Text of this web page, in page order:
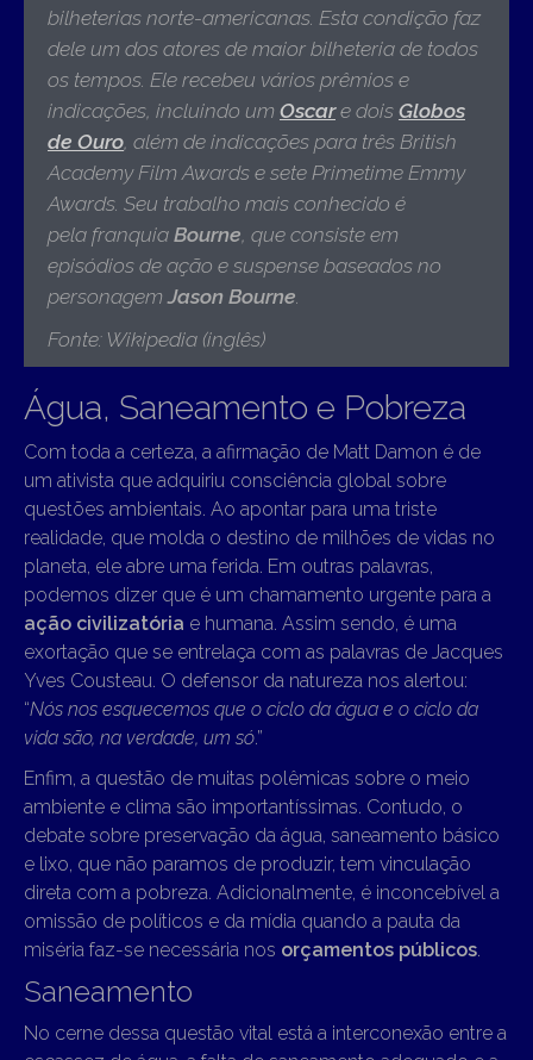
bilheterias norte-americanas. Esta condição faz
dele um dos atores de maior bilheteria de todos
os tempos. Ele recebeu vários prêmios e
indicações, incluindo um Oscare dois Globos
de Ouro, além de indicações para três British
Academy Film Awards e sete Primetime Emmy
Awards . Seu trabalho mais conhecido é
pela franquia Bourne, que consiste em
episódios de ação e suspense baseados no
personagemJason Bourne
Fonte: Wikipedia (inglês)
Água, Saneamento e Pobreza
Com toda a certeza, a afirmação de Matt Damon é de
um ativista que adquiriu consciência global sobre
questões ambientais. Ao apontar para uma triste
realidade, que molda o destino de milhões de vidas no
planeta, ele abre uma ferida. Em outras palavras,
podemos dizer que é um chamamento urgente para a
ação civilizatória e humana. Assim sendo, é uma
exortação que se entrelaça com as palavras de Jacques
Yves Cousteau. O defensor da natureza nos alertou:
“Nós nos esquecemos que o ciclo da água e o ciclo da
vida são, na verdade, um só.”
Enfim, a questão de muitas polêmicas sobre o meio
ambiente e clima são importantíssimas. Contudo, o
debate sobre preservação da água, saneamento básico
e lixo, que não paramos de produzir, tem vinculação
direta com a pobreza. Adicionalmente, é inconcebível a
omissão de políticos e da mídia quando a pauta da
miséria faz-se necessária nos orçamentos públicos.
Saneamento
No cerne dessa questão vital está a interconexão entre a